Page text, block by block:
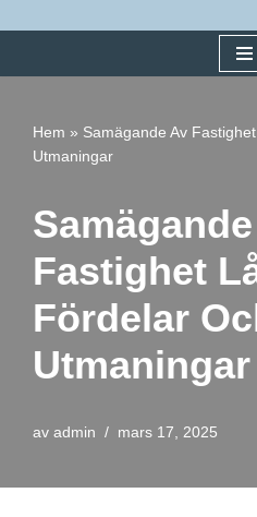
Hem » Samägande Av
Utmaningar
Fastighet
Fördelar
Utmaningar
av admin mars 17, 2025